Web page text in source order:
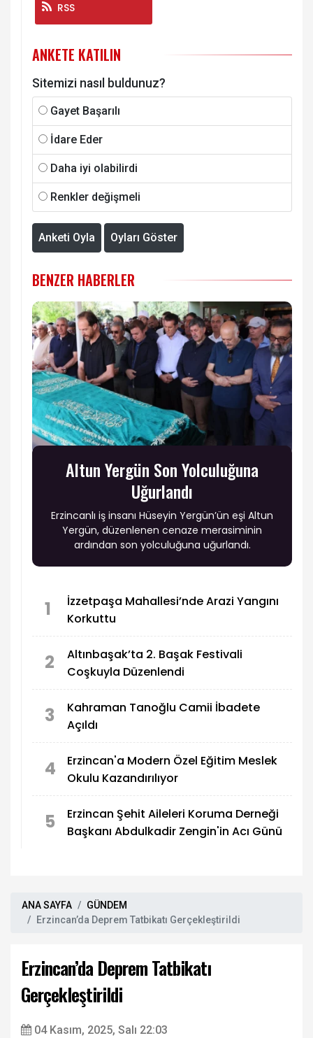
RSS
ANKETE KATILIN
Sitemizi nasıl buldunuz?
Gayet Başarılı
İdare Eder
Daha iyi olabilirdi
Renkler değişmeli
Anketi Oyla Oyları Göster
BENZER HABERLER
Altun Yergün Son Yolculuğuna
Uğurlandı
Erzincanlı iş insanı Hüseyin Yergün’ün eşi Altun
Yergün, düzenlenen cenaze merasiminin
ardından son yolculuğuna uğurlandı.
1
İzzetpaşa Mahallesi’nde Arazi Yangını
Korkuttu
2
Altınbaşak’ta 2. Başak Festivali
Coşkuyla Düzenlendi
3
Kahraman Tanoğlu Camii İbadete
Açıldı
4
Erzincan'a Modern Özel Eğitim Meslek
Okulu Kazandırılıyor
5
Erzincan Şehit Aileleri Koruma Derneği
Başkanı Abdulkadir Zengin'in Acı Günü
ANA SAYFA
GÜNDEM
Erzincan’da Deprem Tatbikatı Gerçekleştirildi
Erzincan’da Deprem Tatbikatı
Gerçekleştirildi
04 Kasım, 2025, Salı 22:03